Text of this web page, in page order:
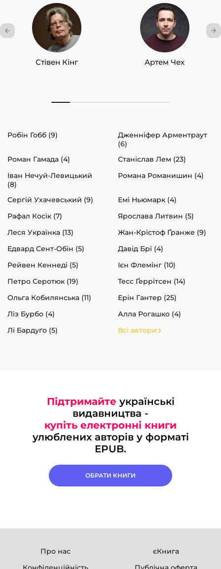
Стівен Кінг Артем Чех
Робін Гобб (9)
Дженніфер Арментраут
(6)
Роман Гамада (4)
Станіслав Лем (23)
Іван Нечуй-Левицький
(8)
Романа Романишин (4)
Сергій Ухачевський (9)
Емі Ньюмарк (4)
Рафал Косік (7)
Ярослава Литвин (5)
Леся Українка (13)
Жан-Крістоф Ґранже (9)
Едвард Сент-Обін (5)
Давід Брі (4)
Рейвен Кеннеді (5)
Ієн Флемінг (10)
Петро Серотюк (19)
Тесс Ґеррітсен (14)
Ольга Кобилянська (11)
Ерін Гантер (25)
Ліз Бурбо (4)
Алла Рогашко (4)
Лі Бардуґо (5)
Всі автори
Підтримайте українські
видавництва -
купіть електронні книги
улюблених авторів у форматі
EPUB.
ОБРАТИ КНИГИ
Про нас
єКнига